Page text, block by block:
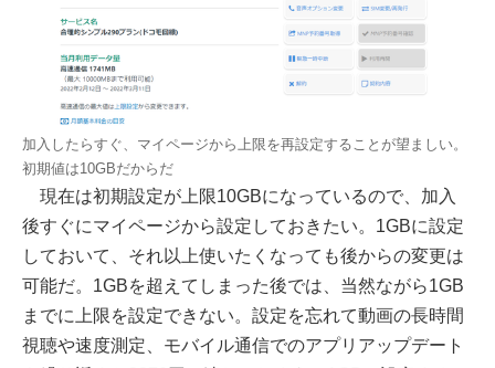
加入したらすぐ、マイページから上限を再設定することが望ましい。
初期値は10GBだからだ
現在は初期設定が上限10GBになっているので、加入
後すぐにマイページから設定しておきたい。1GBに設定
しておいて、それ以上使いたくなっても後からの変更は
可能だ。1GBを超えてしまった後では、当然ながら1GB
までに上限を設定できない。設定を忘れて動画の長時間
視聴や速度測定、モバイル通信でのアプリアップデート